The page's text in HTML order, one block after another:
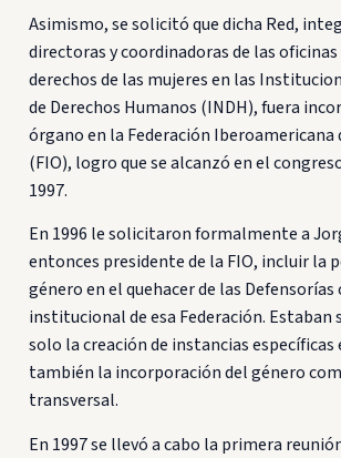
Asimismo, se solicitó que dicha Red,
directoras y coordinadoras de las
derechos de las mujeres en las
de Derechos Humanos (INDH), fuera
órgano en la Federación Iberoamericana
(FIO), logro que se alcanzó en el
1997.
En 1996 le solicitaron formalmente a
entonces presidente de la FIO, incluir la
género en el quehacer de las
institucional de esa Federación.
solo la creación de instancias específicas
también la incorporación del género
transversal.
En 1997 se llevó a cabo la primera